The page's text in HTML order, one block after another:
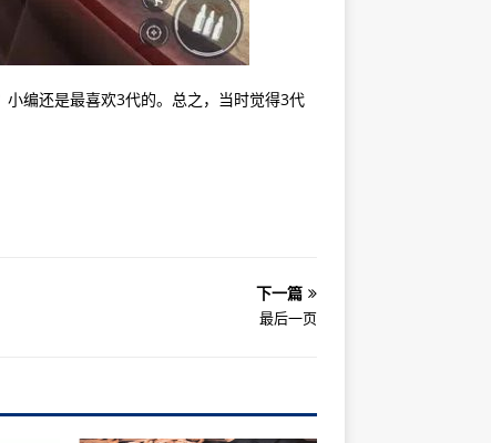
编还是最喜欢3代的。总之，当时觉得3代
下一篇
最后一页